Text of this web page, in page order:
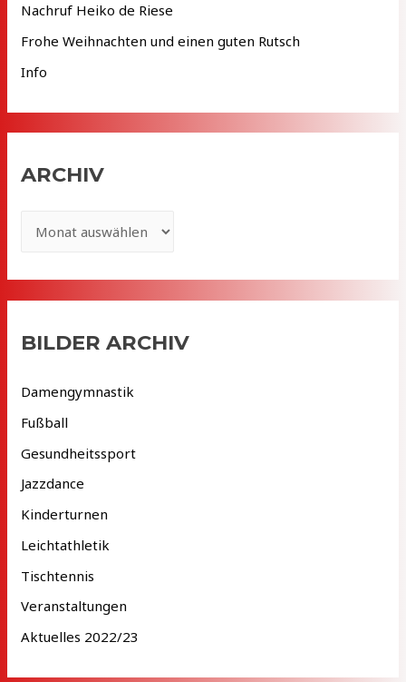
h
:
Nachruf Heiko de Riese
Frohe Weihnachten und einen guten Rutsch
Info
ARCHIV
c
h
iBILDER ARCHIV
Damengymnastik
Fußball
Gesundheitssport
Jazzdance
Kinderturnen
Leichtathletik
Tischtennis
Veranstaltungen
Aktuelles 2022/23